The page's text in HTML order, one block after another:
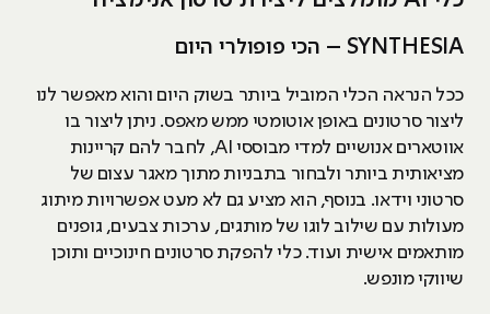
SYNTHESIA – הכי פופולרי היום
ככל הנראה הכלי המוביל ביותר בשוק היום והוא מאפשר לנו
ליצור סרטונים באופן אוטומטי ממש מאפס. ניתן ליצור בו
אווטארים אנושיים למדי מבוססי AI, לחבר להם קריינות
מציאותית ביותר ולבחור בתבניות מתוך מאגר עצום של
סרטוני וידאו. בנוסף, הוא מציע גם לא מעט אפשרויות מיתוג
מעולות עם שילוב לוגו של מותגים, ערכות צבעים, גופנים
מותאמים אישית ועוד. כלי להפקת סרטונים חינוכיים ותוכן
שיווקי מונפש.